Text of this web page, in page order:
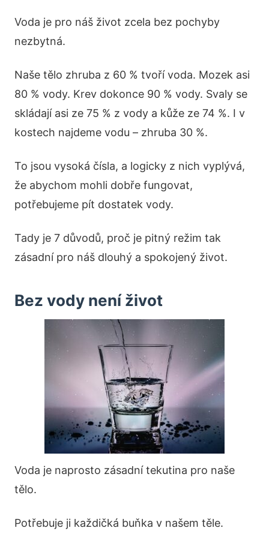
Voda je pro náš život zcela bez pochyby
nezbytná.
Naše tělo zhruba z 60 % tvoří voda. Mozek asi
80 % vody. Krev dokonce 90 % vody. Svaly se
skládají asi ze 75 % z vody a kůže ze 74 %. I v
kostech najdeme vodu – zhruba 30 %.
To jsou vysoká čísla, a logicky z nich vyplývá,
že abychom mohli dobře fungovat,
potřebujeme pít dostatek vody.
Tady je 7 důvodů, proč je pitný režim tak
zásadní pro náš dlouhý a spokojený život.
Bez vody není život
Voda je naprosto zásadní tekutina pro naše
tělo.
Potřebuje ji každičká buňka v našem těle.